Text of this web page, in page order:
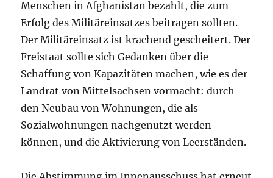
Menschen in Afghanistan bezahlt, die zum
Erfolg des Militäreinsatzes beitragen sollten.
Der Militäreinsatz ist krachend gescheitert. Der
Freistaat sollte sich Gedanken über die
Schaffung von Kapazitäten machen, wie es der
Landrat von Mittelsachsen vormacht: durch
den Neubau von Wohnungen, die als
Sozialwohnungen nachgenutzt werden
können, und die Aktivierung von Leerständen.